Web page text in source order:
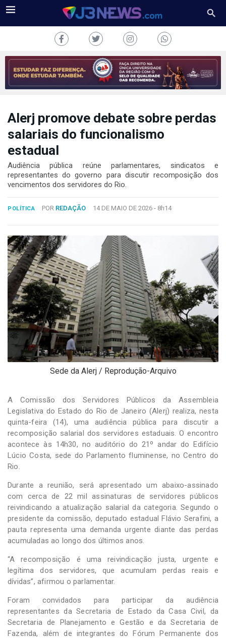
J3NEWS
COLUNAS
FALE
Copyright
Desenvolvido
por
Hesea
Tecnologia
Sistemas
Alerj promove debate sobre perdas
salariais do funcionalismo
estadual
Audiência pública reúne parlamentares, sindicatos e
representantes do governo para discutir recomposição dos
vencimentos dos servidores do Rio.
POLÍTICA POR REDAÇÃO 14 DE MAIO DE 2026 - 8h14
Sede da Alerj / Reprodução-Arquivo
A Comissão dos Servidores Públicos da Assembleia
Legislativa do Estado do Rio de Janeiro (Alerj) realiza, nesta
quinta-feira (14), uma audiência pública para discutir a
recomposição salarial dos servidores estaduais. O encontro
acontece às 14h30, no auditório do 21º andar do Edifício
Lúcio Costa, sede do Parlamento fluminense, no Centro do
Rio.
Durante a reunião, será apresentado um abaixo-assinado
com cerca de 22 mil assinaturas de servidores públicos
reivindicando a atualização salarial da categoria. Segundo o
presidente da comissão, deputado estadual Flávio Serafini, a
pauta representa uma demanda urgente diante das perdas
acumuladas ao longo dos últimos anos.
“A recomposição é uma reivindicação justa, urgente e
legítima dos servidores, que acumulam perdas reais e
dívidas”, afirmou o parlamentar.
Foram convidados para participar da audiência
representantes da Secretaria de Estado da Casa Civil, da
Secretaria de Planejamento e Gestão e da Secretaria de
Fazenda, além de integrantes do Fórum Permanente dos